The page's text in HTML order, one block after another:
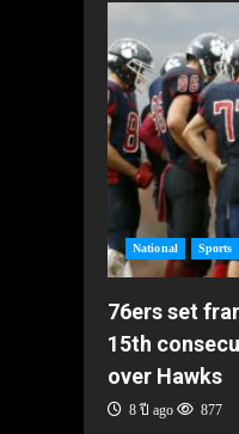
National Sports
76ers set
15th
over Hawks
8 ปี ago 877